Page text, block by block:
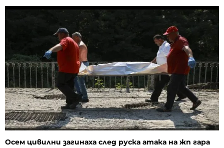
Осем цивилни загинаха след руска атака на жп гара